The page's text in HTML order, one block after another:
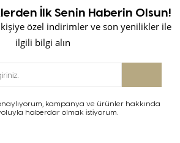
İlk Senin Haberin Olsun!
özel indirimler ve son yenilikler ile
ilgili bilgi alın
kampanya ve ürünler hakkında
haberdar olmak istiyorum.